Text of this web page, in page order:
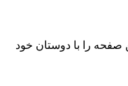
صفحه را با دوستان خود